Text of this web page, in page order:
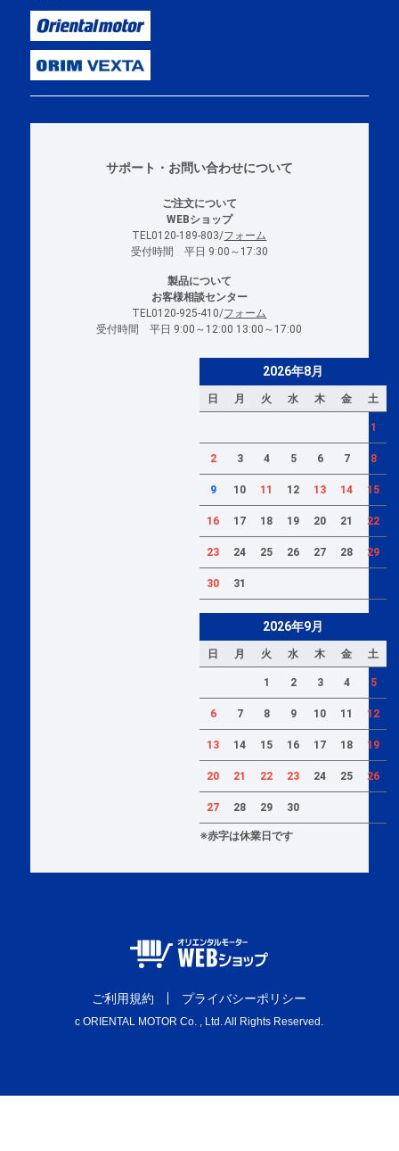
サポート・お問い合わせについて
ご注文について
WEBショップ
TEL0120-189-803/フォーム
受付時間 平日 9:00～17:30
製品について
お客様相談センター
TEL0120-925-410/フォーム
受付時間 平日 9:00～12:00 13:00～17:00
ご利用規約 プライバシーポリシー
c ORIENTAL MOTOR Co. , Ltd. All Rights Reserved.
2026年8月
日 月 火 水 木 金 土
1
2 3 4 5 6 7 8
9 10 11 12 13 14 15
16 17 18 19 20 21 22
23 24 25 26 27 28 29
30 31
2026年9月
日 月 火 水 木 金 土
1 2 3 4 5
6 7 8 9 10 11 12
13 14 15 16 17 18 19
20 21 22 23 24 25 26
27 28 29 30
※赤字は休業日です